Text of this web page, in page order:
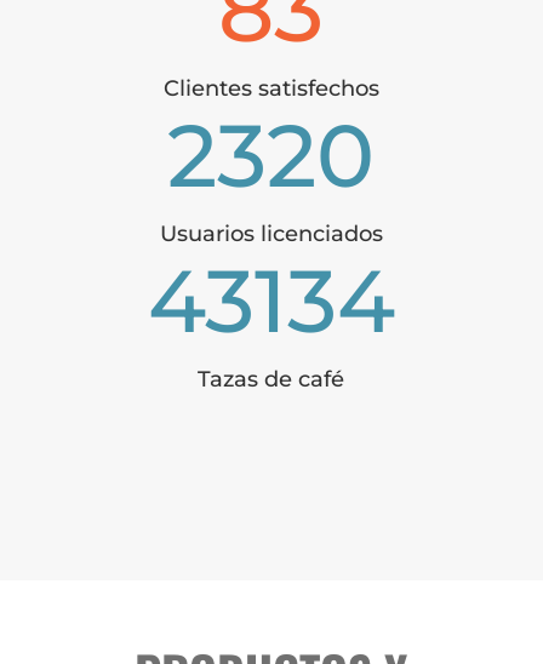
Clientes satisfechos
2320
Usuarios licenciados
43134
Tazas de café